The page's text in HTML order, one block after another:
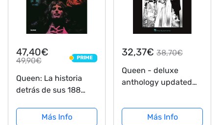
47,40€
49,90€ PRIME
PRIME
Queen: La historia
detrás de sus 188
Más Info
32,37€ 38,70€
Queen - deluxe
anthology updated
and guitar
Más Info